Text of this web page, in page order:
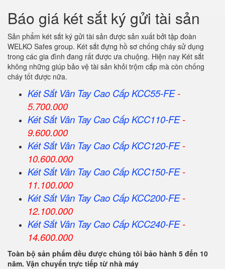
Báo giá két sắt ký gửi tài sản
Sản phẩm két sắt ký gửi tài sản được sản xuất bởi tập đoàn
WELKO Safes group. Két sắt đựng hồ sơ chống cháy sử dụng
trong các gia đình đang rất được ưa chuộng. Hiện nay Két sắt
không những giúp bảo vệ tài sản khỏi trộm cắp mà còn chống
cháy tốt được nữa.
Két Sắt Vân Tay Cao Cấp KCC55-FE-
5.700.000
Két Sắt Vân Tay Cao Cấp KCC110-FE-
9.600.000
Két Sắt Vân Tay Cao Cấp KCC120-FE-
10.600.000
Két Sắt Vân Tay Cao Cấp KCC150-FE-
11.100.000
Két Sắt Vân Tay Cao Cấp KCC200-FE-
12.100.000
Két Sắt Vân Tay Cao Cấp KCC240-FE-
14.600.000
Toàn bộ sản phẩm đều được chúng tôi bảo hành 5 đến 10
năm. Vận chuyển trực tiếp từ nhà máy